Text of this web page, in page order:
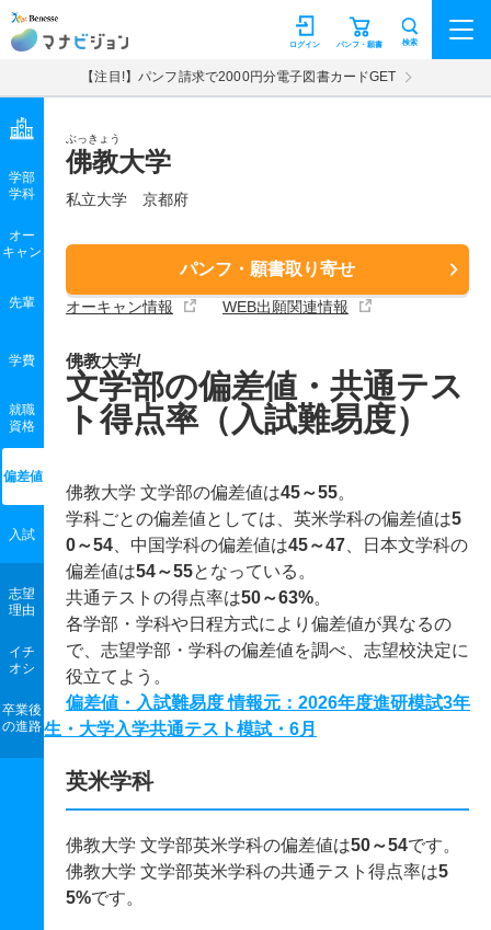
マナビジョン パンフ・願書
ログイン 検索
【注目!】パンフ請求で2000円分電子図書カードGET
ぶっきょう
佛教大学
私立大学 京都府
パンフ・願書取り寄せ
オーキャン情報 WEB出願関連情報
学部
学科
オー
キャン
先輩
学費
就職
資格
偏差値
入試
志望
理由
イチ
オシ
卒業後
の進路
佛教大学/
文学部の偏差値・共通テス
ト得点率（入試難易度）
佛教大学 文学部の偏差値は45～55。
学科ごとの偏差値としては、英米学科の偏差値は5
0～54 、中国学科の偏差値は45～47 、日本文学科の
偏差値は54～55となっている。
共通テストの得点率は50～63%。
各学部・学科や日程方式により偏差値が異なるの
で、志望学部・学科の偏差値を調べ、志望校決定に
役立てよう。
偏差値・入試難易度 情報元：2026年度進研模試3年
生・大学入学共通テスト模試・6月
英米学科
佛教大学 文学部英米学科の偏差値は50～54です。
佛教大学 文学部英米学科の共通テスト得点率は5
5%です。